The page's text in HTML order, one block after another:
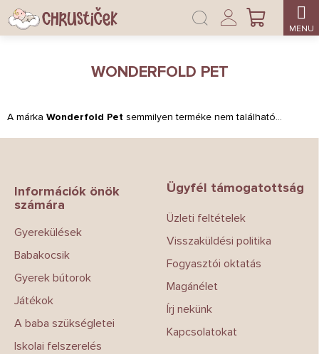
Ugrás
fő
KOSÁR
Bejelentkezés
WONDERFOLD PET
A márka Wonderfold Pet semmilyen terméke nem található...
Információk önök
számára
Gyerekülések
Babakocsik
Gyerek bútorok
Játékok
A baba szükségletei
Iskolai felszerelés
Ügyfél támogatottság
Üzleti feltételek
Visszaküldési politika
Fogyasztói oktatás
Magánélet
Írj nekünk
Kapcsolatokat